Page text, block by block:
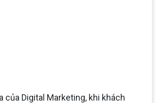
của Digital Marketing, khi khách